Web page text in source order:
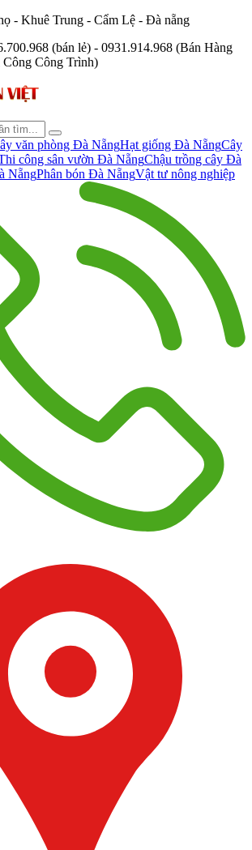
- Khuê Trung - Cẩm Lệ - Đà nẵng
(bán lẻ) - 0931.914.968 (Bán Hàng
Công Trình)
văn phòng Đà NẵngHạt giống Đà NẵngCây
công sân vườn Đà NẵngChậu trồng cây Đà
NẵngPhân bón Đà NẵngVật tư nông nghiệp